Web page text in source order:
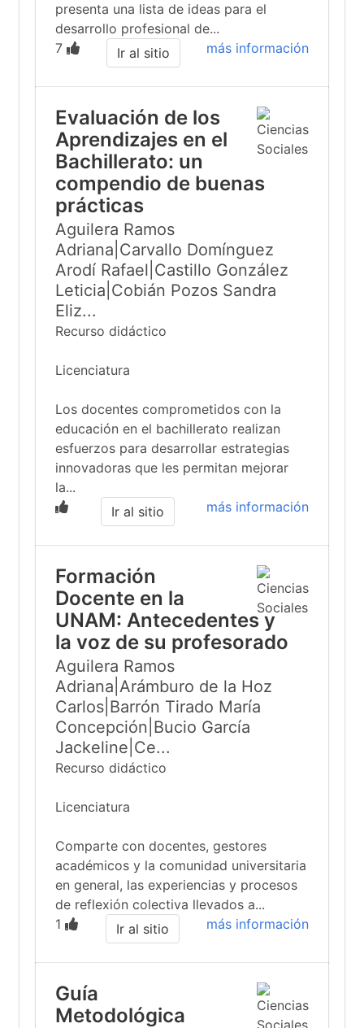
presenta una lista de ideas para el
desarrollo profesional de...
7
más información
Ir al sitio
Evaluación de los
Aprendizajes en el
Bachillerato: un
compendio de buenas
prácticas
Aguilera Ramos
Adriana|Carvallo Domínguez
Arodí Rafael|Castillo González
Leticia|Cobián Pozos Sandra
Eliz...
Recurso didáctico
Licenciatura
Los docentes comprometidos con la
educación en el bachillerato realizan
esfuerzos para desarrollar estrategias
innovadoras que les permitan mejorar
la...
más información
Ir al sitio
Formación
Docente en la
UNAM: Antecedentes y
la voz de su profesorado
Aguilera Ramos
Adriana|Arámburo de la Hoz
Carlos|Barrón Tirado María
Concepción|Bucio García
Jackeline|Ce...
Recurso didáctico
Licenciatura
Comparte con docentes, gestores
académicos y la comunidad universitaria
en general, las experiencias y procesos
de reflexión colectiva llevados a...
1
más información
Ir al sitio
Guía
Metodológica